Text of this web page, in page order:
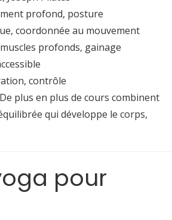
profond, posture
coordonnée au mouvement
profonds, gainage
contrôle
plus en plus de cours combinent
qui développe le corps,
pour